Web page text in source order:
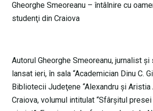
Gheorghe Smeoreanu – întâlnire cu
studenţi din Craiova
Autorul Gheorghe Smeoreanu, jurnalist şi
lansat ieri, în sala “Academician Dinu C.
Bibliotecii Judeţene “Alexandru şi Aristia
Craiova, volumul intitulat “Sfârşitul